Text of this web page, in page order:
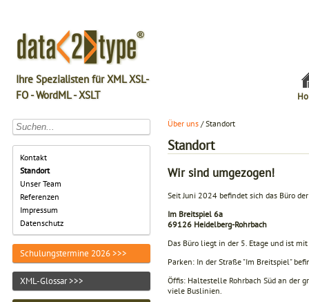
Ihre Spezialisten für XML XSL-
FO - WordML - XSLT
Kontakt
Standort
Unser Team
Referenzen
Impressum
Datenschutz
Schulungstermine 2026 >>>
XML-Glossar >>>
Über uns / Standort
Standort
Wir sind umgezogen!
Seit Juni 2024 befindet sich das Büro
Im Breitspiel 6a
69126 Heidelberg-Rohrbach
Das Büro liegt in der 5. Etage und ist
Parken: In der Straße "Im Breitspiel"
Öffis: Haltestelle Rohrbach Süd an der
viele Buslinien.